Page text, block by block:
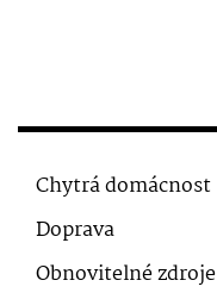
Chytrá domácnost
Doprava
Obnovitelné zdroje